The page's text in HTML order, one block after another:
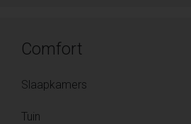
Comfort
Slaapkamers
Tuin